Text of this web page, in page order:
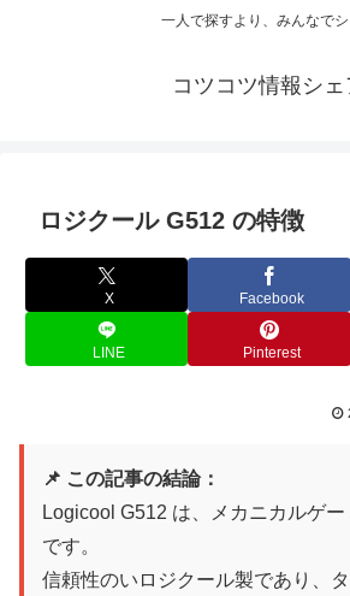
一人で探すより、みんなで
コツコツ情報シェ
ロジクール G512 の特徴
X Facebook
LINE Pinterest
📌 この記事の結論：
Logicool G512 は、メカニカルゲ
です。
信頼性のいロジクール製であり、